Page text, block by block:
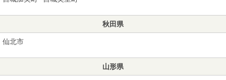
秋田県
仙北市
山形県